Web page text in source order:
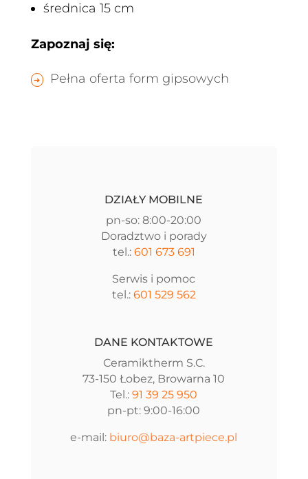
średnica 15 cm
Zapoznaj się:
Pełna oferta form gipsowych
DZIAŁY MOBILNE
pn-so: 8:00-20:00
Doradztwo i porady
tel.: 601 673 691
Serwis i pomoc
tel.: 601 529 562
DANE KONTAKTOWE
Ceramiktherm S.C.
73-150 Łobez, Browarna 10
Tel.:91 39 25 950
pn-pt: 9:00-16:00
e-mail: biuro@baza-artpiece.pl